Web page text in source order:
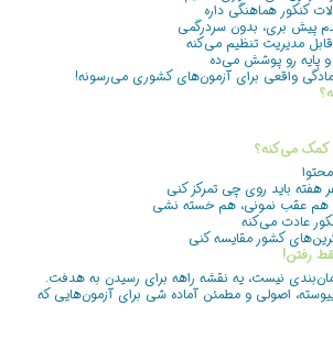
کنکور هماهنگی داره
پیش بری، بدون سردرگمی
مدیریت تنظیم می‌کنه
پایه رو پوشش می‌ده
واقعی برای آزمون‌های کشوری می‌رسونه!
کمک می‌کنه؟
هفته باید روی چی تمرکز کنی
هم عقب نمونی، هم خسته نشی
عادت می‌کنه
کشور مقایسه کنی
رفتن!
نیست، یه نقشه راهه برای رسیدن به هدفت.
اصولی و مطمئن آماده شی برای آزمون‌هایی که